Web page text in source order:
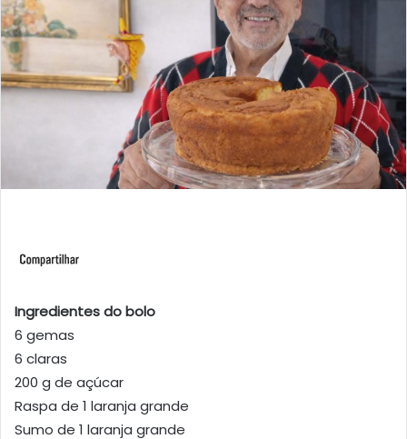
Ingredientes do bolo
6 gemas
6 claras
200 g de açúcar
Raspa de 1 laranja grande
Sumo de 1 laranja grande